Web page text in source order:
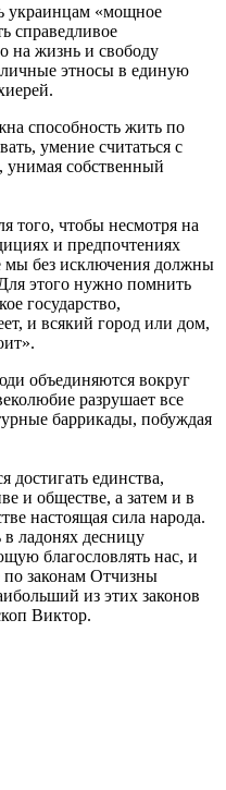
украинцам «мощное
справедливое
на жизнь и свободу
этносы в единую
способность жить по
умение считаться с
унимая собственный
того, чтобы несмотря на
и предпочтениях
мы без исключения должны
этого нужно помнить
государство,
и всякий город или дом,
объединяются вокруг
разрушает все
баррикады, побуждая
достигать единства,
и обществе, а затем и в
настоящая сила народа.
в ладонях десницу
благословлять нас, и
по законам Отчизны
из этих законов
Виктор.